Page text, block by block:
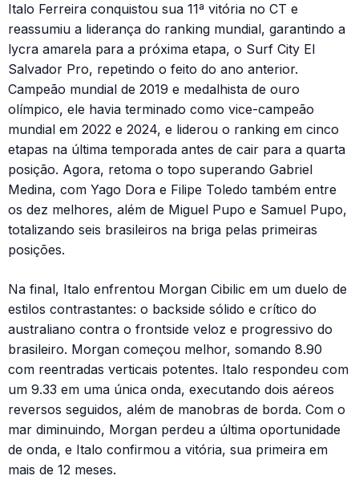
Italo Ferreira conquistou sua 11ª vitória no CT e
reassumiu a liderança do ranking mundial, garantindo a
lycra amarela para a próxima etapa, o Surf City El
Salvador Pro, repetindo o feito do ano anterior.
Campeão mundial de 2019 e medalhista de ouro
olímpico, ele havia terminado como vice-campeão
mundial em 2022 e 2024, e liderou o ranking em cinco
etapas na última temporada antes de cair para a quarta
posição. Agora, retoma o topo superando Gabriel
Medina, com Yago Dora e Filipe Toledo também entre
os dez melhores, além de Miguel Pupo e Samuel Pupo,
totalizando seis brasileiros na briga pelas primeiras
posições.
Na final, Italo enfrentou Morgan Cibilic em um duelo de
estilos contrastantes: o backside sólido e crítico do
australiano contra o frontside veloz e progressivo do
brasileiro. Morgan começou melhor, somando 8.90
com reentradas verticais potentes. Italo respondeu com
um 9.33 em uma única onda, executando dois aéreos
reversos seguidos, além de manobras de borda. Com o
mar diminuindo, Morgan perdeu a última oportunidade
de onda, e Italo confirmou a vitória, sua primeira em
mais de 12 meses.